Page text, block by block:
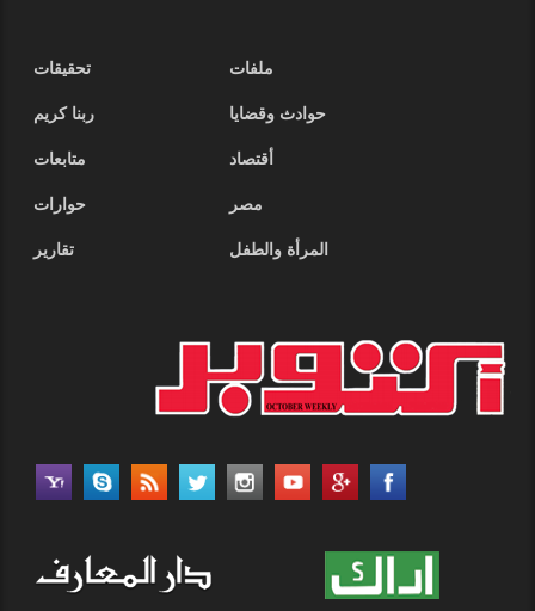
ملفات
تحقيقات
حوادث وقضايا
ربنا كريم
أقتصاد
متابعات
مصر
حوارات
المرأة والطفل
تقارير